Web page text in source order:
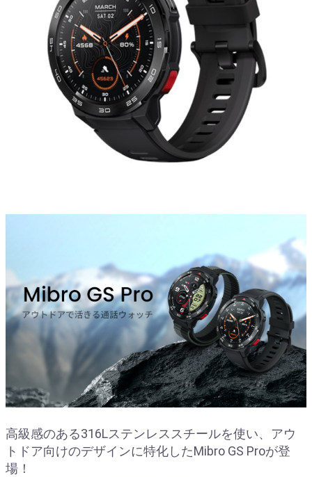
高級感のある316Lステンレススチールを使い、アウ
トドア向けのデザインに特化したMibro GS Proが登
場！